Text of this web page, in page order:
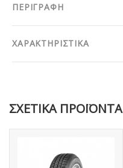
ΠΕΡΙΓΡΑΦΗ
ΧΑΡΑΚΤΗΡΙΣΤΙΚΑ
ΣΧΕΤΙΚΑ ΠΡΟΪΟΝΤΑ